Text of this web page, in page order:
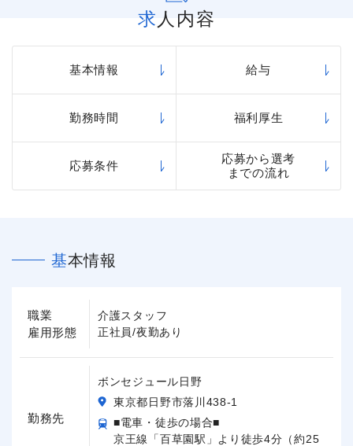
求人内容
基本情報 給与
勤務時間 福利厚生
応募条件
応募から選考
までの流れ
基本情報
職業
雇用形態
介護スタッフ
正社員/夜勤あり
勤務先
ボンセジュール日野
東京都日野市落川438-1
■電車・徒歩の場合■
京王線「百草園駅」より徒歩4分（約25